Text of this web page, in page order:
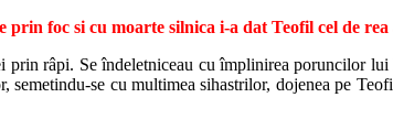
foc si cu moarte silnica i-a dat Teofil cel de
râpi. Se îndeletniceau cu împlinirea poruncilor
se cu multimea sihastrilor, dojenea pe